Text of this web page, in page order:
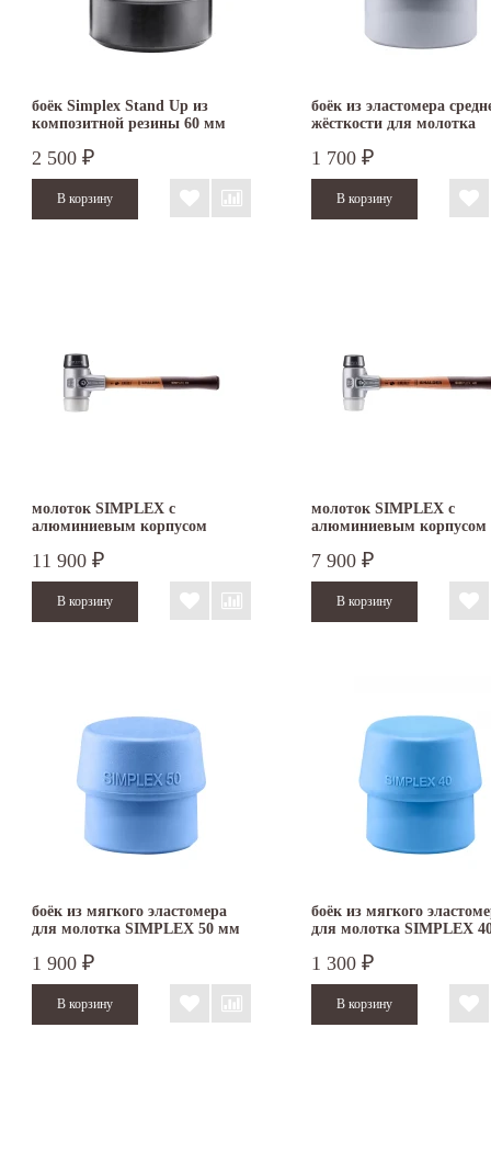
боёк Simplex Stand Up из
композитной резины 60 мм
2 500 ₽
боёк из эластомера
жёсткости для молотка
1 700 ₽
молоток SIMPLEX с
алюминиевым корпусом
3127.060
11 900 ₽
молоток SIMPLEX с
алюминиевым корпусом
3127.040
7 900 ₽
боёк из мягкого эластомера
для молотка SIMPLEX 50 мм
1 900 ₽
боёк из мягкого
для молотка SIMPLEX
1 300 ₽